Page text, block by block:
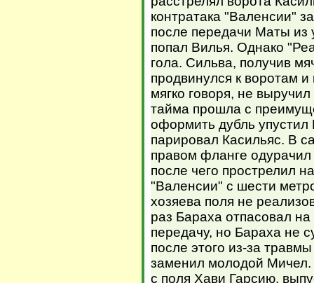
контратака "Валенсии"
после передачи Маты из
попал Вилья. Однако
гола. Сильва, получив
продвинулся к воротам
мягко говоря, не
тайма прошла с
оформить дубль упустил
парировал Касильяс. В
правом фланге
после чего прострелил
"Валенсии" с шести
хозяева поля не
раз Бараха отпасовал
передачу, но Бараха не
после этого из-за
заменил молодой
с поля Хави Гарсию,